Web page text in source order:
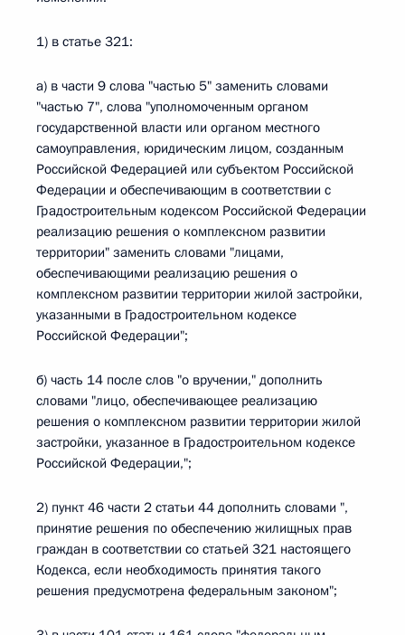
1) в статье 321:
а) в части 9 слова "частью 5" заменить словами
"частью 7", слова "уполномоченным органом
государственной власти или органом местного
самоуправления, юридическим лицом, созданным
Российской Федерацией или субъектом Российской
Федерации и обеспечивающим в соответствии с
Градостроительным кодексом Российской Федерации
реализацию решения о комплексном развитии
территории" заменить словами "лицами,
обеспечивающими реализацию решения о
комплексном развитии территории жилой застройки,
указанными в Градостроительном кодексе
Российской Федерации";
б) часть 14 после слов "о вручении," дополнить
словами "лицо, обеспечивающее реализацию
решения о комплексном развитии территории жилой
застройки, указанное в Градостроительном кодексе
Российской Федерации,";
2) пункт 46 части 2 статьи 44 дополнить словами ",
принятие решения по обеспечению жилищных прав
граждан в соответствии со статьей 321 настоящего
Кодекса, если необходимость принятия такого
решения предусмотрена федеральным законом";